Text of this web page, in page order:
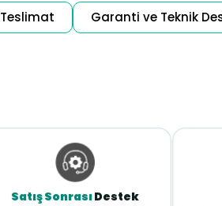
Teslimat Garanti ve Teknik
Satış SonrasıDestek